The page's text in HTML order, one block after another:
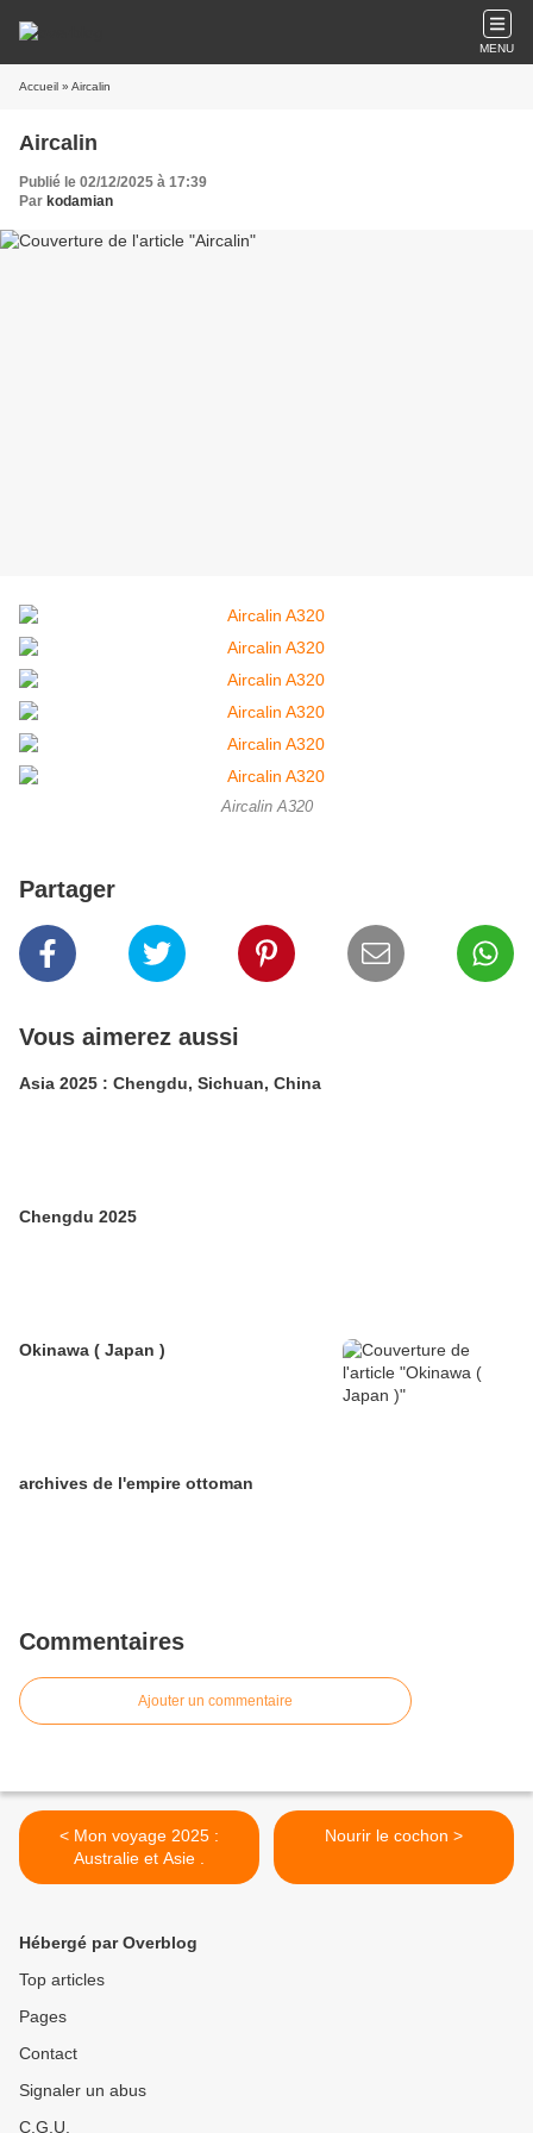
MENU
Accueil » Aircalin
Aircalin
Publié le 02/12/2025 à 17:39
Par kodamian
Aircalin A320
Partager
Vous aimerez aussi
Asia 2025 : Chengdu, Sichuan, China
Chengdu 2025
Okinawa ( Japan )
archives de l'empire ottoman
Commentaires
Ajouter un commentaire
< Mon voyage 2025 :
Australie et Asie .
Nourir le cochon >
Hébergé par Overblog
Top articles
Pages
Contact
Signaler un abus
C.G.U.